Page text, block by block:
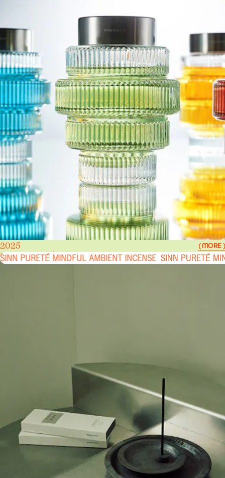
2025 ( MORE )
SINN PURETÉ MINDFUL AMBIENT INCENSE SINN PURETÉ
SINN PURETÉ MINDFUL AMBIENT INCENSE